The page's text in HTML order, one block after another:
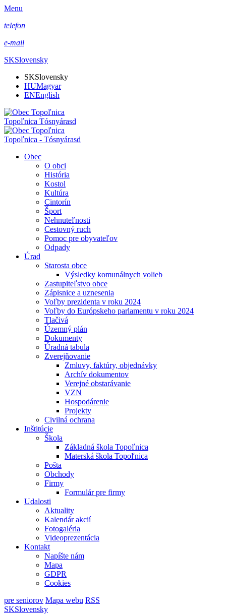
Menu
telefon
e-mail
SKSlovensky
SKSlovensky
HUMagyar
ENEnglish
Topoľnica Tósnyárasd
Topoľnica - Tósnyárasd
Obec
O obci
História
Kostol
Kultúra
Cintorín
Šport
Nehnuteľnosti
Cestovný ruch
Pomoc pre obyvateľov
Odpady
Úrad
Starosta obce
Výsledky komunálnych volieb
Zastupiteľstvo obce
Zápisnice a uznesenia
Voľby prezidenta v roku 2024
Voľby do Európskeho parlamentu v roku 2024
Tlačivá
Územný plán
Dokumenty
Úradná tabula
Zverejňovanie
Zmluvy, faktúry, objednávky
Archív dokumentov
Verejné obstarávanie
VZN
Hospodárenie
Projekty
Civilná ochrana
Inštitúcie
Škola
Základná škola Topoľnica
Materská škola Topoľnica
Pošta
Obchody
Firmy
Formulár pre firmy
Udalosti
Aktuality
Kalendár akcií
Fotogaléria
Videoprezentácia
Kontakt
Napíšte nám
Mapa
GDPR
Cookies
pre seniorov Mapa webu RSS
SKSlovensky